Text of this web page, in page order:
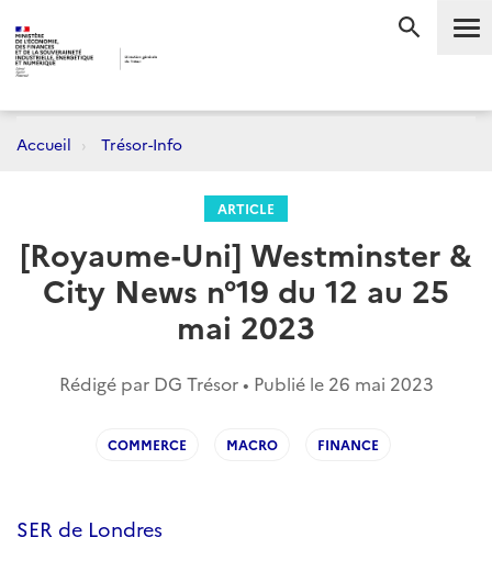
Accueil Trésor-Info
ARTICLE
[Royaume-Uni] Westminster &
City News n°19 du 12 au 25
mai 2023
Rédigé par DG Trésor • Publié le 26 mai 2023
COMMERCE MACRO FINANCE
SER de Londres